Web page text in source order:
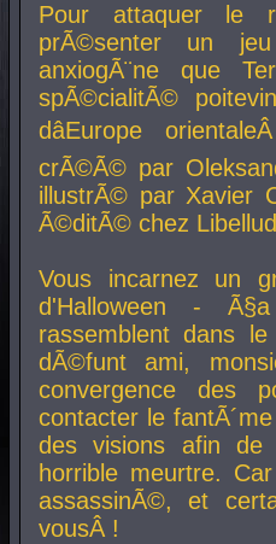
Pour attaquer le
prÃ©senter un
anxiogÃ¨ne que
spÃ©cialitÃ©
dâEurope
crÃ©Ã© par
illustrÃ© par Xavier
Ã©ditÃ© chez
Vous incarnez un
d'Halloween -
rassemblent dans
dÃ©funt ami,
convergence des
contacter le
des visions afin
horrible meurtre.
assassinÃ©, et
vousÂ !